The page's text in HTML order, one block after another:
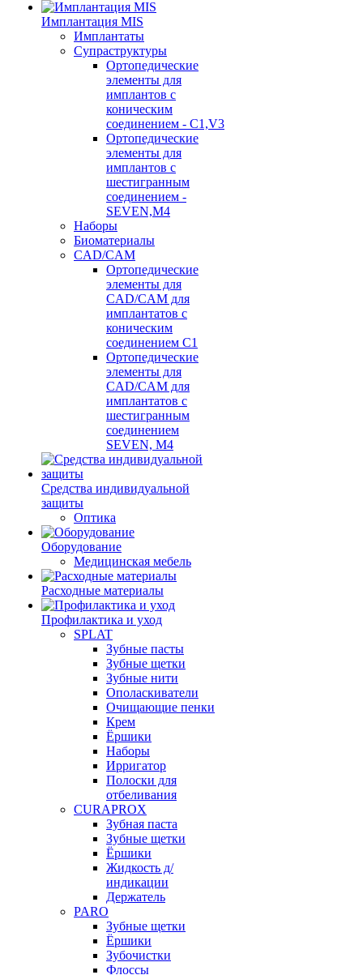
Имплантация MIS
Имплантаты
Супраструктуры
Ортопедические
элементы для
имплантов с
коническим
соединением - C1,V3
Ортопедические
элементы для
имплантов с
шестигранным
соединением -
SEVEN,M4
Наборы
Биоматериалы
CAD/CAM
Ортопедические
элементы для
CAD/CAM для
имплантатов с
коническим
соединением С1
Ортопедические
элементы для
CAD/CAM для
имплантатов с
шестигранным
соединением
SEVEN, М4
Средства индивидуальной
защиты
Оптика
Оборудование
Медицинская мебель
Расходные материалы
Профилактика и уход
SPLAT
Зубные пасты
Зубные щетки
Зубные нити
Ополаскиватели
Очищающие пенки
Крем
Ёршики
Наборы
Ирригатор
Полоски для
отбеливания
CURAPROX
Зубная паста
Зубные щетки
Ёршики
Жидкость д/
индикации
Держатель
PARO
Зубные щетки
Ёршики
Зубочистки
Флоссы